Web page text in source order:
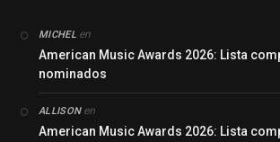
MICHELen
American Music Awards 2026: Lista
nominados
ALLISONen
American Music Awards 2026: Lista